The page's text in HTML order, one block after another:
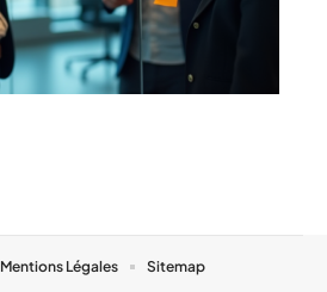
Mentions Légales Sitemap